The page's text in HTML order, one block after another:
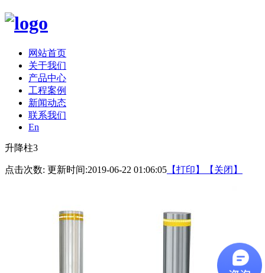
网站首页
关于我们
产品中心
工程案例
新闻动态
联系我们
En
升降柱3
点击次数: 更新时间:2019-06-22 01:06:05 【打印】 【关闭】